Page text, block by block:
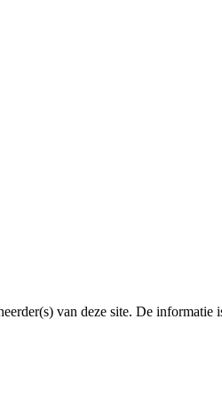
van deze site. De informatie